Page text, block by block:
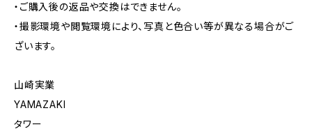
・ご購入後の返品や交換はできません。
・撮影環境や閲覧環境により、写真と色合い等が異なる場合がご
ざいます。
山崎実業
YAMAZAKI
タワー